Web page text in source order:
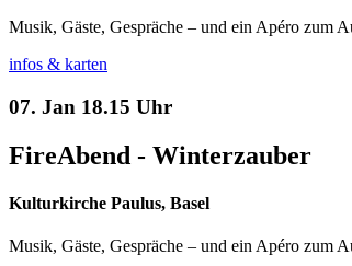
Musik, Gäste, Gespräche – und ein Apéro zum
infos & karten
07. Jan 18.15 Uhr
FireAbend - Winterzauber
Kulturkirche Paulus, Basel
Musik, Gäste, Gespräche – und ein Apéro zum